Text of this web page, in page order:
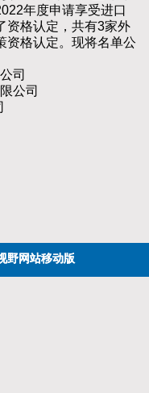
年度申请享受进口
资格认定，共有3家外
资格认定。现将名单公
司
公司
野网站移动版